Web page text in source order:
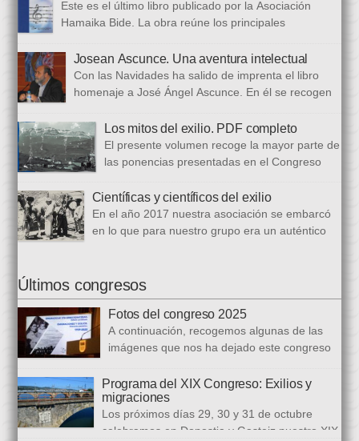
Este es el último libro publicado por la Asociación
Hamaika Bide. La obra reúne los principales
celebrado en 2023. Bajo ese epígrafe se han recogido un total
de dieciséis ponencias. El libro se ha estructurado en tres
bloques. En el primero se analizan aspectos generales del arte
popular […]
Josean Ascunce. Una aventura intelectual
Con las Navidades ha salido de imprenta el libro
homenaje a José Ángel Ascunce. En él se recogen
desde diferentes perspectivas, incluyendo una detallada
biografía, bibliografía y una recopilación fotográfica. Los
coordinadores han sido Carmen Gil Fombellida y José Ramón
Zabala. Con ellos han particidado once escritores: […]
Los mitos del exilio. PDF completo
El presente volumen recoge la mayor parte de
las ponencias presentadas en el Congreso
primera vez, hemos acordado difundirlo, además de en
formato papel, en formato PDF con la finalidad de reducir los
costes de correo que supone su difusión. En este PDF es
posible acceder a todos […]
Científicas y científicos del exilio
En el año 2017 nuestra asociación se embarcó
en lo que para nuestro grupo era un auténtico
ciencia del exilio. El objetivo era recuperar y difundir las figuras
y la obra de los científicos y científicas que tuvieron que […]
Últimos congresos
Fotos del congreso 2025
A continuación, recogemos algunas de las
imágenes que nos ha dejado este congreso
distintos escenarios de la Diputación Foral del Gipuzkoa, la
Biblioteca Carlos Santamaría y la Facultad de Letras de la
Universidad del País Vasco en Gasteiz.
Programa del XIX Congreso: Exilios y
migraciones
Los próximos días 29, 30 y 31 de octubre
celebramos en Donostia y Gasteiz nuestro XIX